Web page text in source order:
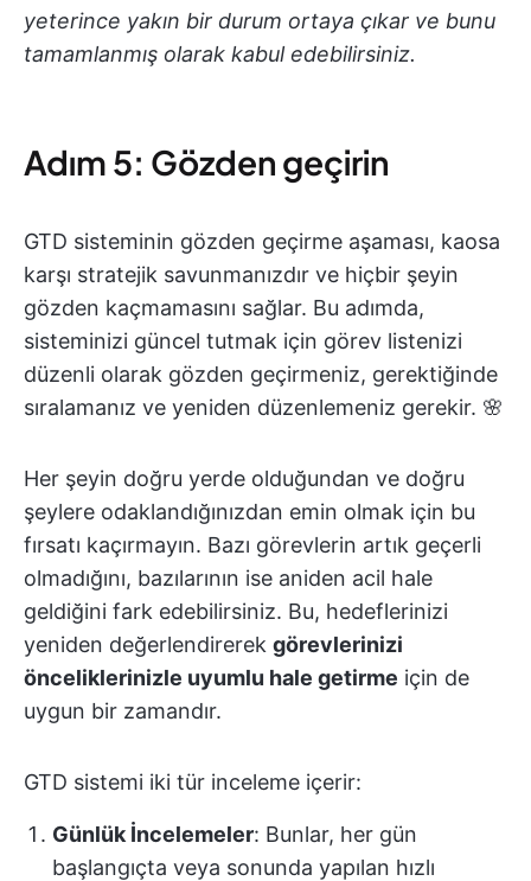
yeterince yakın bir durum ortaya çıkar ve bunu
tamamlanmış olarak kabul edebilirsiniz.
Adım 5: Gözden geçirin
GTD sisteminin gözden geçirme aşaması, kaosa
karşı stratejik savunmanızdır ve hiçbir şeyin
gözden kaçmamasını sağlar. Bu adımda,
sisteminizi güncel tutmak için görev listenizi
düzenli olarak gözden geçirmeniz, gerektiğinde
sıralamanız ve yeniden düzenlemeniz gerekir. 🌸
Her şeyin doğru yerde olduğundan ve doğru
şeylere odaklandığınızdan emin olmak için bu
fırsatı kaçırmayın. Bazı görevlerin artık geçerli
olmadığını, bazılarının ise aniden acil hale
geldiğini fark edebilirsiniz. Bu, hedeflerinizi
yeniden değerlendirerek görevlerinizi
önceliklerinizle uyumlu hale getirme için de
uygun bir zamandır.
GTD sistemi iki tür inceleme içerir:
Günlük İncelemeler: Bunlar, her gün
başlangıçta veya sonunda yapılan hızlı